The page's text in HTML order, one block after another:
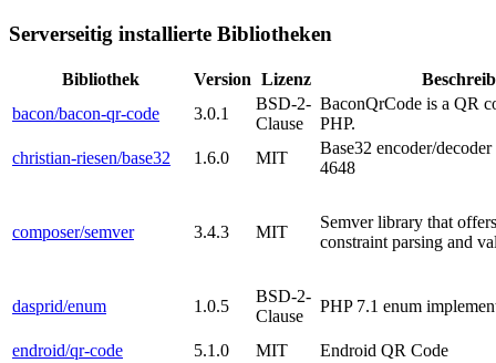
Serverseitig installierte Bibliotheken
Bibliothek Version Lizenz
bacon/bacon-qr-code
3.0.1
BSD-2-
Clause
BaconQrCode is a QR
PHP.
christian-riesen/base32
1.6.0 MIT
Base32 encoder/
4648
composer/semver 3.4.3 MIT
Semver library that
constraint parsing and
dasprid/enum 1.0.5
BSD-2-
Clause
PHP 7.1 enum
endroid/qr-code 5.1.0 MIT Endroid QR Code